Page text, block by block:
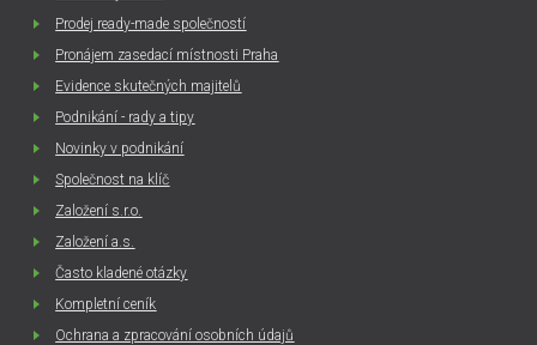
Prodej ready-made společností
Pronájem zasedací místnosti Praha
Evidence skutečných majitelů
Podnikání - rady a tipy
Novinky v podnikání
Společnost na klíč
Založení s.r.o.
Založení a.s.
Často kladené otázky
Kompletní ceník
Ochrana a zpracování osobních údajů